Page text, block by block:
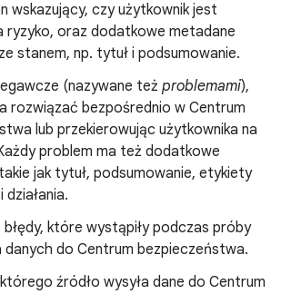
wskazujący, czy użytkownik jest
ryzyko, oraz dodatkowe metadane
stanem, np. tytuł i podsumowanie.
(nazywane też problemami),
rozwiązać bezpośrednio w Centrum
lub przekierowując użytkownika na
problem ma też dodatkowe
jak tytuł, podsumowanie, etykiety
błędy, które wystąpiły podczas próby
danych do Centrum bezpieczeństwa.
źródło wysyła dane do Centrum